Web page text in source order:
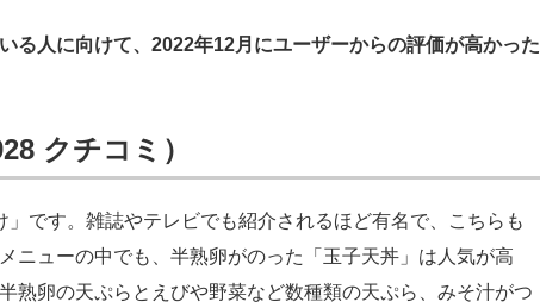
る人に向けて、2022年12月にユーザーからの評価が高かった
クチコミ）
です。雑誌やテレビでも紹介されるほど有名で、こちらも
ニューの中でも、半熟卵がのった「玉子天丼」は人気が高
熟卵の天ぷらとえびや野菜など数種類の天ぷら、みそ汁がつ